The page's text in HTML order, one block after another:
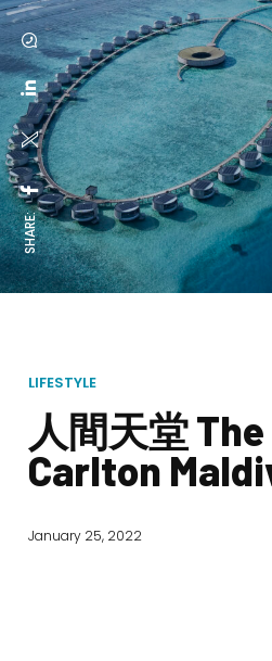
SHARE:
LIFESTYLE
人間天堂
Carlton
January 25, 2022